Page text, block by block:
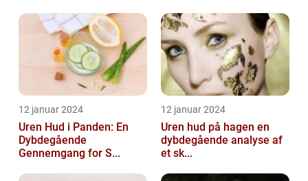
12 januar 2024
Uren Hud i Panden: En
Dybdegående
Gennemgang for S...
12 januar 2024
Uren hud på hagen en
dybdegående analyse af
et sk...